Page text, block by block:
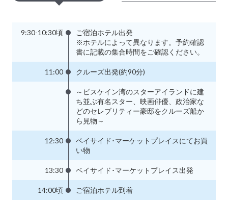
9:30-10:30頃
ご宿泊ホテル出発
※ホテルによって異なります。予約確認
書に記載の集合時間をご確認ください。
11:00 クルーズ出発(約90分)
～ビスケイン湾のスターアイランドに建
ち並ぶ有名スター、映画俳優、政治家な
どのセレブリティー豪邸をクルーズ船か
ら見物～
12:30
ベイサイド･マーケットプレイスにてお買
い物
13:30 ベイサイド･マーケットプレイス出発
14:00頃 ご宿泊ホテル到着